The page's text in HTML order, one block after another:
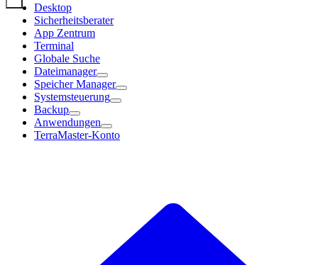
Desktop
Sicherheitsberater
App Zentrum
Terminal
Globale Suche
Dateimanager
Speicher Manager
Systemsteuerung
Backup
Anwendungen
TerraMaster-Konto